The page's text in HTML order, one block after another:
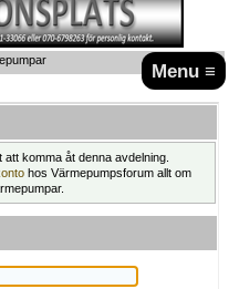
Menu ≡
komma åt denna avdelning.
hos Värmepumpsforum allt om